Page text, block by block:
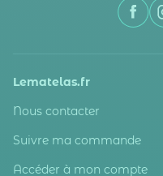
Lematelas.fr
Nous contacter
Suivre ma commande
Accéder à mon compte